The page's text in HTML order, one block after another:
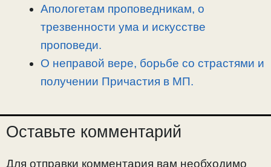
Апологетам проповедникам, о
трезвенности ума и искусстве
проповеди.
О неправой вере, борьбе со страстями и
получении Причастия в МП.
Оставьте комментарий
Для отправки комментария вам необходимо